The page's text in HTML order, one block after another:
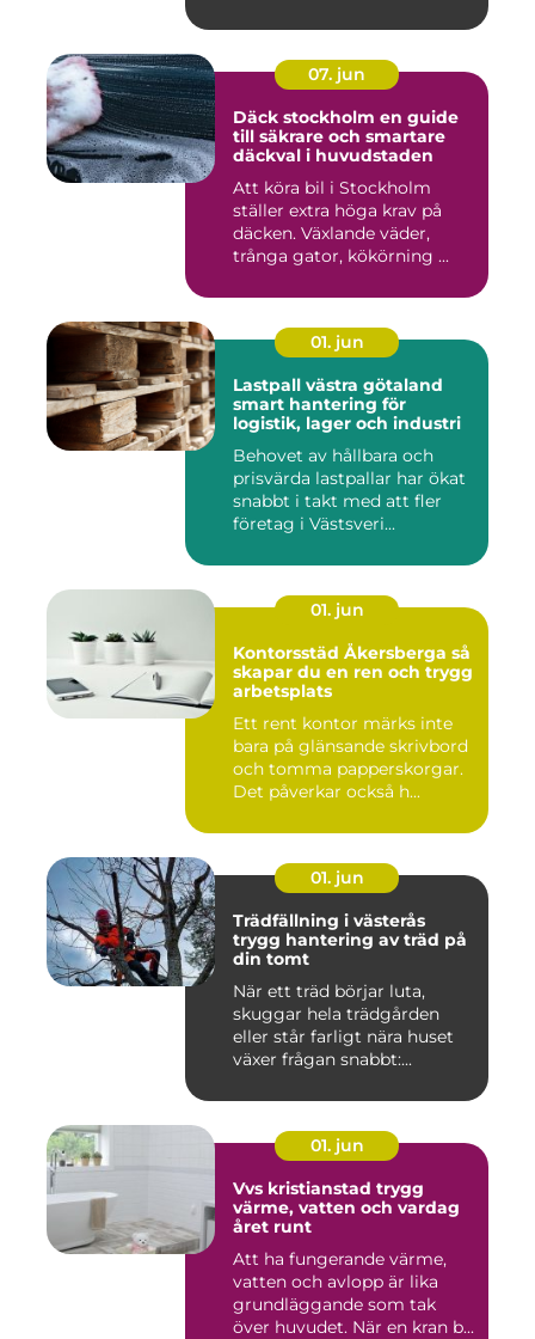
07. jun
Däck stockholm en guide
till säkrare och smartare
däckval i huvudstaden
Att köra bil i Stockholm
ställer extra höga krav på
däcken. Växlande väder,
trånga gator, kökörning ...
01. jun
Lastpall västra götaland
smart hantering för
logistik, lager och industri
Behovet av hållbara och
prisvärda lastpallar har ökat
snabbt i takt med att fler
företag i Västsveri...
01. jun
Kontorsstäd Åkersberga så
skapar du en ren och trygg
arbetsplats
Ett rent kontor märks inte
bara på glänsande skrivbord
och tomma papperskorgar.
Det påverkar också h...
01. jun
Trädfällning i västerås
trygg hantering av träd på
din tomt
När ett träd börjar luta,
skuggar hela trädgården
eller står farligt nära huset
växer frågan snabbt:...
01. jun
Vvs kristianstad trygg
värme, vatten och vardag
året runt
Att ha fungerande värme,
vatten och avlopp är lika
grundläggande som tak
över huvudet. När en kran b...